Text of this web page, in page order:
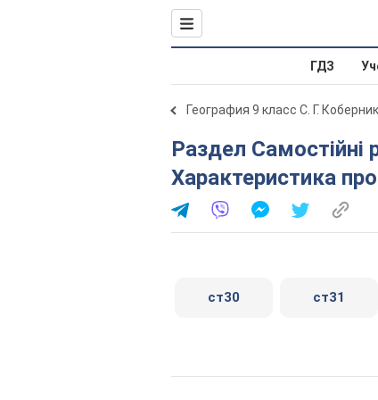
ГДЗ
География 9 класс С. Г.
Раздел Самостійні роботи. Самостійна робота 3.
Характеристика
ст30 ст31